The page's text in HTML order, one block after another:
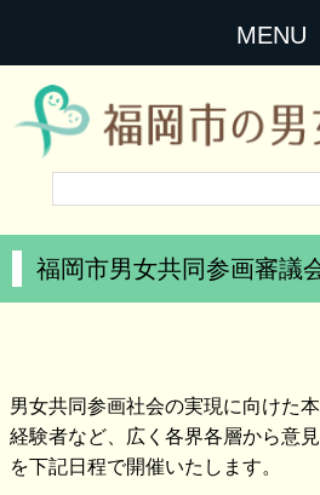
MENU
福岡市男女共同参画審議
男女共同参画社会の実現に向けた
経験者など、広く各界各層から意
を下記日程で開催いたします。